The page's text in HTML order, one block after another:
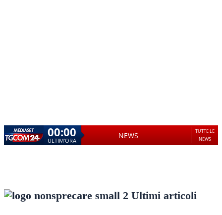
00:00
ULTIM’ORA
NEWS
TUTTE LE
NEWS
Ultimi articoli